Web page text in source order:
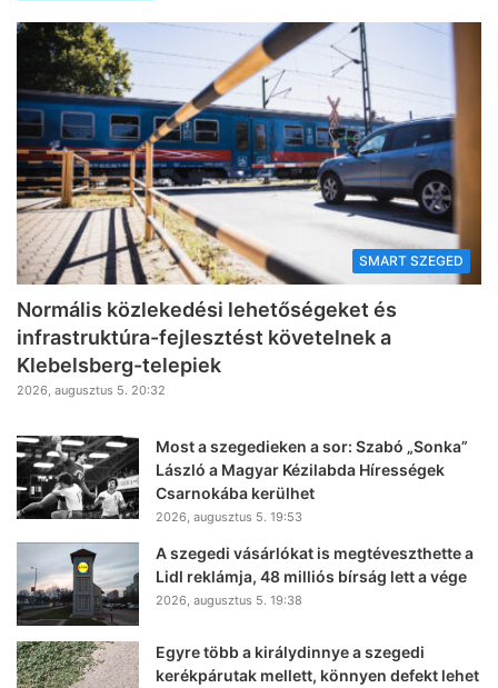
SMART SZEGED
Normális közlekedési lehetőségeket és
infrastruktúra-fejlesztést követelnek a
Klebelsberg-telepiek
2026, augusztus 5. 20:32
Most a szegedieken a sor: Szabó „Sonka”
László a Magyar Kézilabda Hírességek
Csarnokába kerülhet
2026, augusztus 5. 19:53
A szegedi vásárlókat is megtéveszthette a
Lidl reklámja, 48 milliós bírság lett a vége
2026, augusztus 5. 19:38
Egyre több a királydinnye a szegedi
kerékpárutak mellett, könnyen defekt lehet